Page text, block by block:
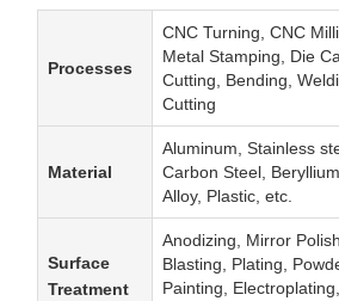
Processes
CNC Turning, CNC
Metal Stamping, Die
Cutting, Bending,
Cutting
Material
Aluminum, Stainless
Carbon Steel,
Alloy, Plastic, etc.
Surface
Treatment
Anodizing, Mirror
Blasting, Plating,
Painting,